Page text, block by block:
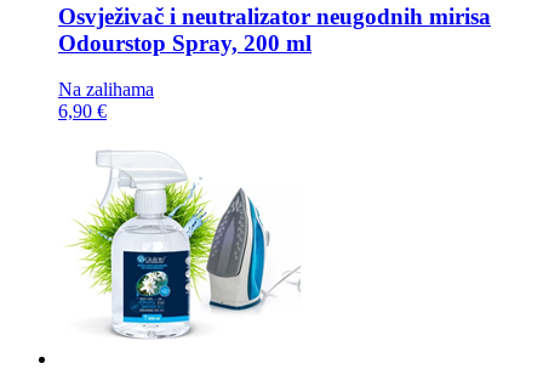
Osvježivač i neutralizator neugodnih mirisa
Odourstop Spray, 200 ml
Na zalihama
6,90 €